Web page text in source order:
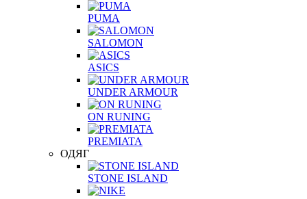
PUMA
SALOMON
ASICS
UNDER ARMOUR
ON RUNING
PREMIATA
ОДЯГ
STONE ISLAND